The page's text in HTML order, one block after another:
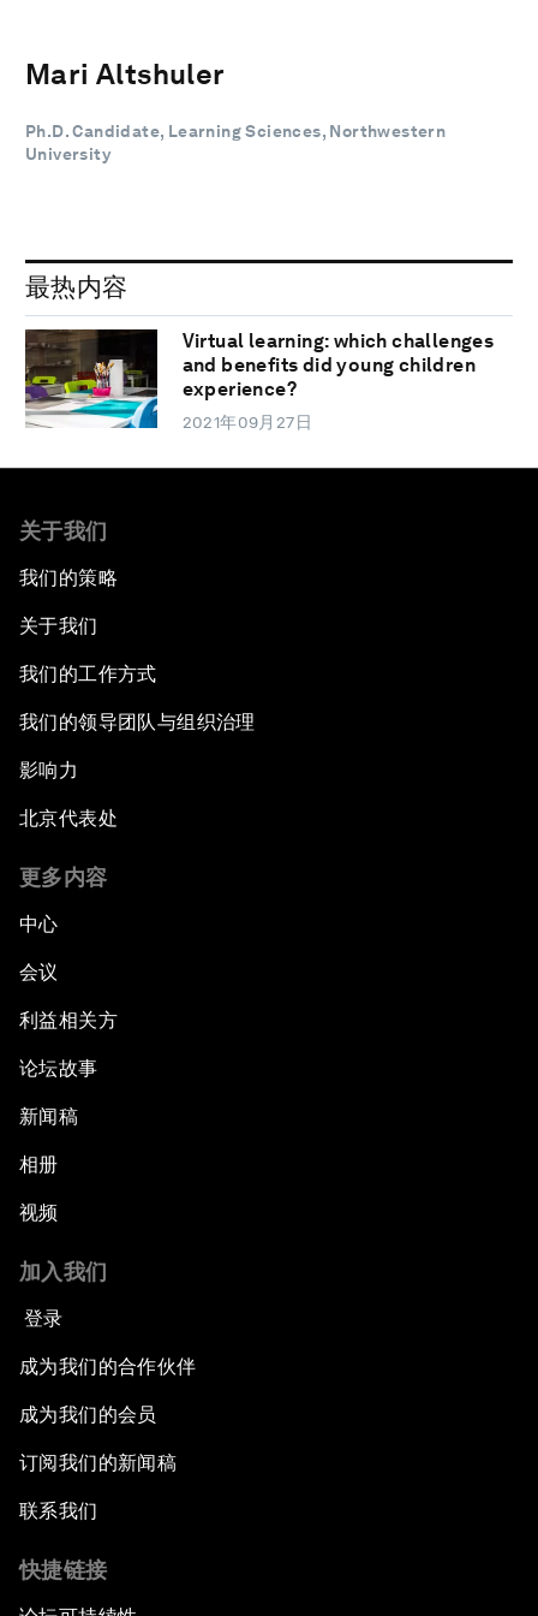
Mari Altshuler
Ph.D. Candidate, Learning Sciences, Northwestern
University
最热内容
Virtual learning: which challenges
and benefits did young children
experience?
2021年09月27日
关于我们
我们的策略
关于我们
我们的工作方式
我们的领导团队与组织治理
影响力
北京代表处
更多内容
中心
会议
利益相关方
论坛故事
新闻稿
相册
视频
加入我们
登录
成为我们的合作伙伴
成为我们的会员
订阅我们的新闻稿
联系我们
快捷链接